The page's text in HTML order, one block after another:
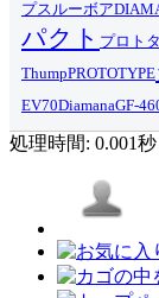
プスルーボア
パクト プロト
ThumpPROTOTYPE
EV70DiamanaGF-
処理時間: 0.001秒